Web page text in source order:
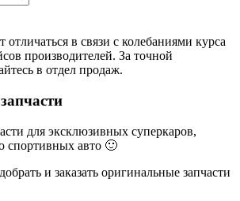
в связи с колебаниями курса
производителей. За точной
в отдел продаж.
для эксклюзивных суперкаров,
спортивных авто 🙂
и заказать оригинальные запчасти